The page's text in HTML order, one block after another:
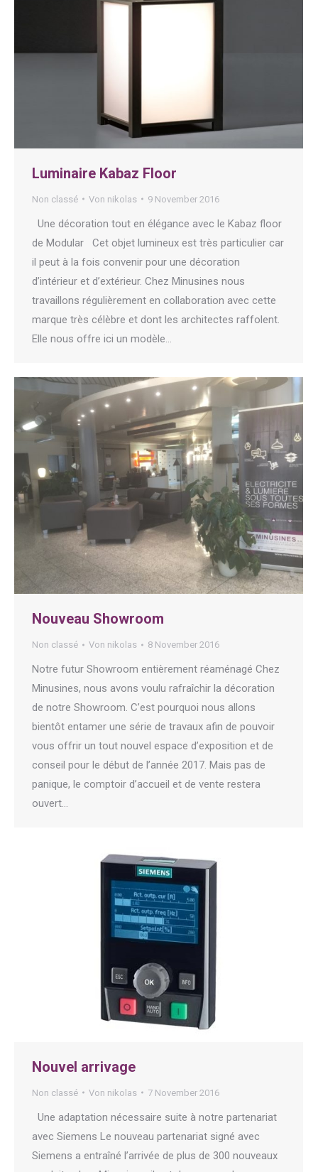
Luminaire Kabaz Floor
Non classé Von nikolas 9 November 2016
Une décoration tout en élégance avec le Kabaz floor
de Modular Cet objet lumineux est très particulier car
il peut à la fois convenir pour une décoration
d’intérieur et d’extérieur. Chez Minusines nous
travaillons régulièrement en collaboration avec cette
marque très célèbre et dont les architectes raffolent.
Elle nous offre ici un modèle…
Nouveau Showroom
Non classé Von nikolas 8 November 2016
Notre futur Showroom entièrement réaménagé Chez
Minusines, nous avons voulu rafraîchir la décoration
de notre Showroom. C’est pourquoi nous allons
bientôt entamer une série de travaux afin de pouvoir
vous offrir un tout nouvel espace d’exposition et de
conseil pour le début de l’année 2017. Mais pas de
panique, le comptoir d’accueil et de vente restera
ouvert…
Nouvel arrivage
Non classé Von nikolas 7 November 2016
Une adaptation nécessaire suite à notre partenariat
avec Siemens Le nouveau partenariat signé avec
Siemens a entraîné l’arrivée de plus de 300 nouveaux